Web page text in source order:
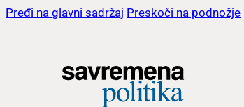
Pređi na glavni sadržaj Preskoči na podnožje